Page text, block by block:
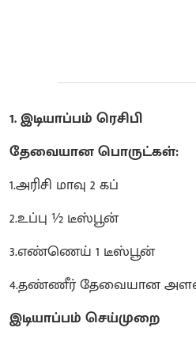
1. இடியாப்பம் ரெசிபி
தேவையான பொருட்கள்:
1.அரிசி மாவு 2 கப்
2.உப்பு ½ டீஸ்பூன்
3.எண்ணெய் 1 டீஸ்பூன்
4.தண்ணீர் தேவையான
இடியாப்பம் செய்முறை